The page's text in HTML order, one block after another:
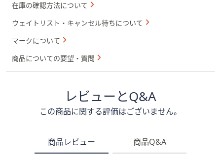
在庫の確認方法について
ウェイトリスト・キャンセル待ちについて
マークについて
商品についての要望・質問
レビューとQ&A
この商品に関する評価はございません。
商品レビュー 商品Q&A